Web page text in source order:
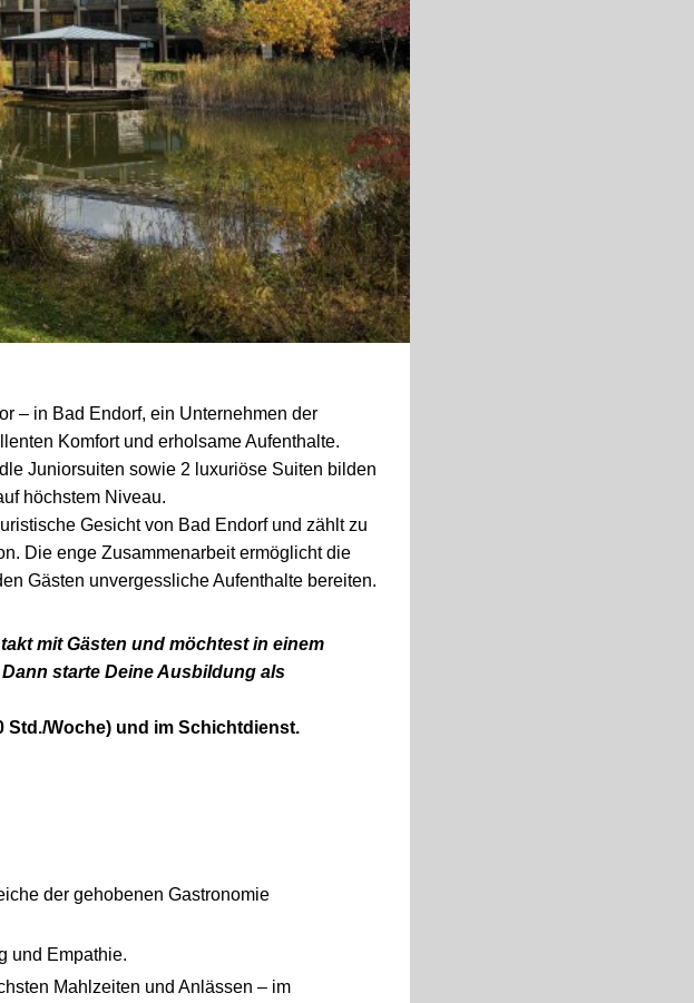
– in Bad Endorf, ein Unternehmen der
Komfort und erholsame Aufenthalte.
Juniorsuiten sowie 2 luxuriöse Suiten bilden
höchstem Niveau.
Gesicht von Bad Endorf und zählt zu
Die enge Zusammenarbeit ermöglicht die
Gästen unvergessliche Aufenthalte bereiten.
mit Gästen und möchtest in einem
starte Deine Ausbildung als
Std./Woche) und im Schichtdienst.
der gehobenen Gastronomie
und Empathie.
Mahlzeiten und Anlässen – im